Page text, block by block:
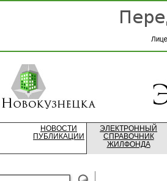
НОВОСТИ
ПУБЛИКАЦИИ
ЭЛЕКТРОННЫЙ
СПРАВОЧНИК
ЖИЛФОНДА